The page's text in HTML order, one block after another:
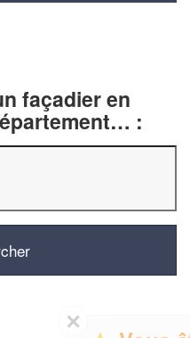
façadier en
: